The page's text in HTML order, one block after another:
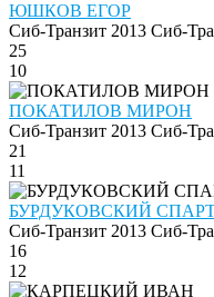
ЮШКОВ ЕГОР
Сиб-Транзит 2013 Сиб-
25
10
ПОКАТИЛОВ МИРОН
Сиб-Транзит 2013 Сиб-
21
11
БУРДУКОВСКИЙ
Сиб-Транзит 2013 Сиб-
16
12